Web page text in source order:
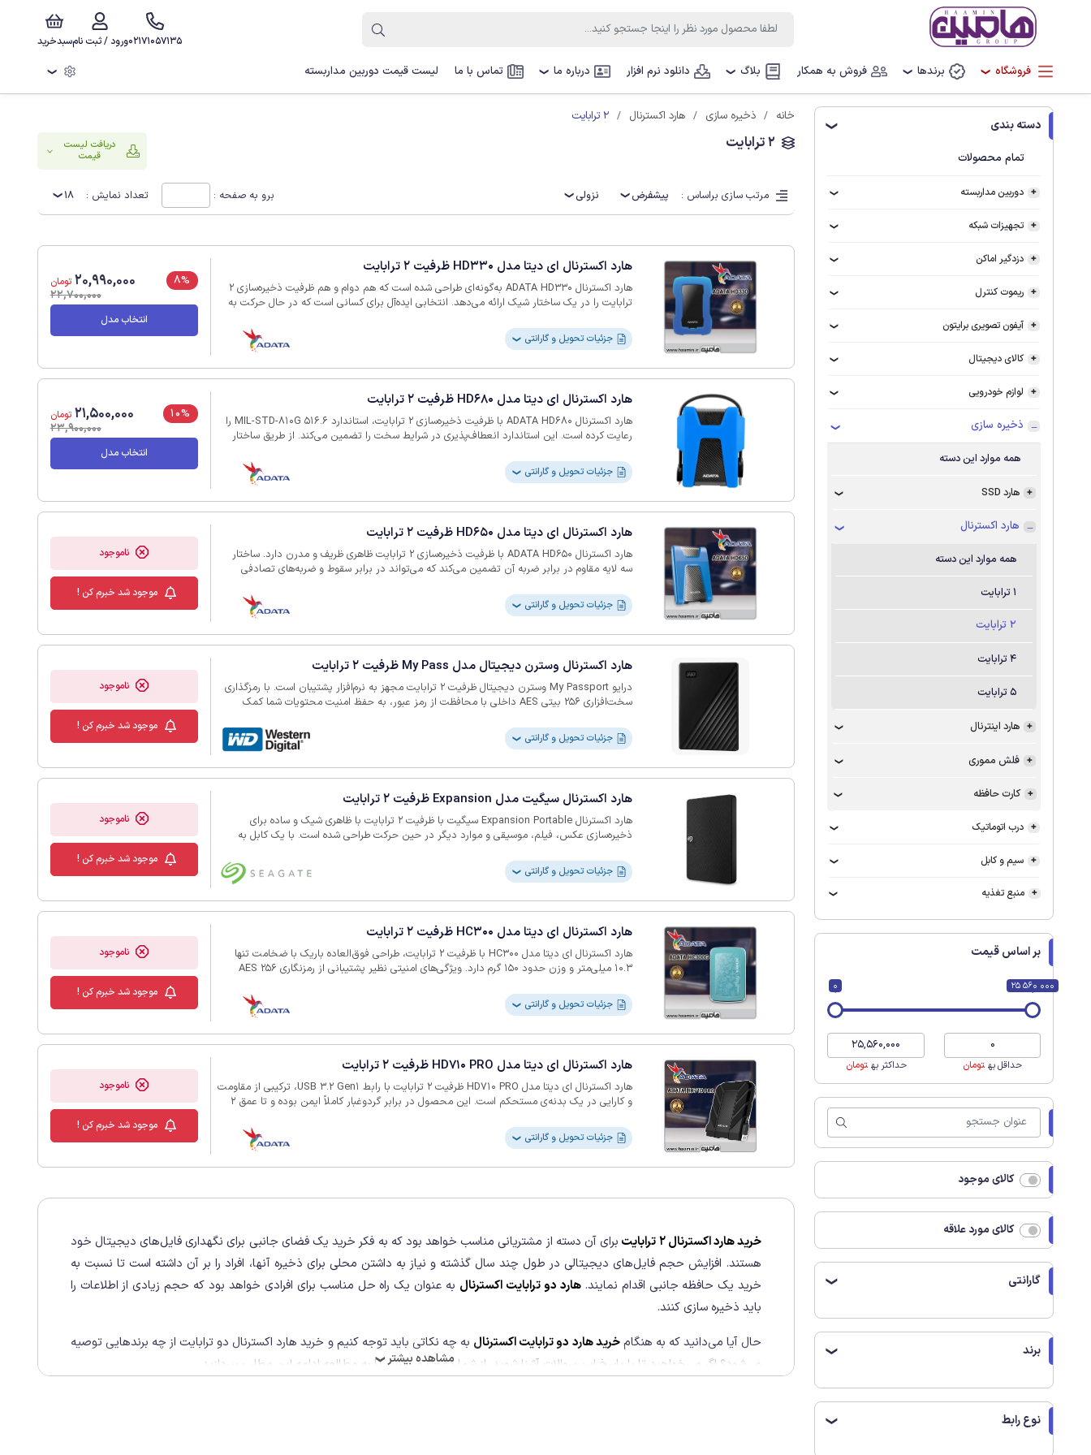
سبدخریدورود / ثبت نام02171057135
فروشگاه ❯ برندها ❯ فروش به همکار بلاگ ❯ دانلود نرم افزار درباره ما ❯ تماس با ما لیست قیمت دوربین مداربسته ❯
دسته بندی ❯
تمام محصولات
دوربین مداربسته
تجهیزات شبکه
دزدگیر اماکن
ریموت کنترل
آیفون تصویری برایتون
کالای دیجیتال
لوازم خودرویی
ذخیره سازی
همه موارد این دسته
هارد SSD
هارد اکسترنال
همه موارد این دسته
1 ترابایت
2 ترابایت
4 ترابایت
5 ترابایت
هارد اینترنال
فلش مموری
کارت حافظه
درب اتوماتیک
سیم و کابل
منبع تغذیه
بر اساس قیمت
0 25 560 000
حداقل به تومان حداکثر به تومان
کالای موجود
کالای مورد علاقه
گارانتی ❯
برند ❯
نوع رابط ❯
خانه ذخیره سازی هارد اکسترنال 2 ترابایت
2 ترابایت
دریافت لیست
قیمت
مرتب سازی براساس : پیشفرض نزولی برو به صفحه : تعداد نمایش : 18
هارد اکسترنال ای دیتا مدل HD330 ظرفیت 2 ترابایت
هارد اکسترنال ADATA HD330 به‌گونه‌ای طراحی شده است که هم دوام و هم ظرفیت ذخیره‌سازی 2
ترابایت را در یک ساختار شیک ارائه می‌دهد. انتخابی ایده‌آل برای کسانی است که در حال حرکت به
حسگر ضربه تضمین می‌کند که داده‌های شما حتی در صورت ضربه یا افتادن تصادفی ایمن باقی
می‌مانند. برای امنیت بیشتر، با رمزگذاری AES 256 بیتی سازگار است و از داده‌های شما در برابر
فایل‌ها سریع و کارآمد است. بعلاوه، دارای ابعاد جمع‌وجور 132.7x88.9x16.2mm است.
جزئیات تحویل و گارانتی ❯
8%
20,990,000 تومان
22,700,000
انتخاب مدل
هارد اکسترنال ای دیتا مدل HD680 ظرفیت 2 ترابایت
هارد اکسترنال ADATA HD680 با ظرفیت ذخیره‌سازی 2 ترابایت، استاندارد MIL-STD-810G 516.6 را
رعایت کرده است. این استاندارد انعطاف‌پذیری در شرایط سخت را تضمین می‌کند. از طریق ساختار
سقوط و ضربه‌های تصادفی ایجاد می‌کند. برای راحتی بیشتر، دارای یک شیار در اطراف پوسته خود
برای مدیریت آسان کابل است که یک راه‌حل ذخیره‌سازی مرتب برای کابل USB قابل جدا شدن ارائه
یا لرزش به شما هشدار می‌دهد و به شما کمک می‌کند از خطرات احتمالی داده‌های خود آگاه شوید. با
سازگاری رمزگذاری 256 بیتی AES، داده‌های شما امن مانده و از دسترسی غیرمجاز محافظت می‌شوند.
جزئیات تحویل و گارانتی ❯
10%
21,500,000 تومان
23,900,000
انتخاب مدل
هارد اکسترنال ای دیتا مدل HD650 ظرفیت 2 ترابایت
هارد اکسترنال ADATA HD650 با ظرفیت ذخیره‌سازی 2 ترابایت ظاهری ظریف و مدرن دارد. ساختار
سه لایه مقاوم در برابر ضربه آن تضمین می‌کند که می‌تواند در برابر سقوط و ضربه‌های تصادفی
USB 3.2 Gen1، انتقال فایل‌ها سریع و کارآمد است و سرعتی تا 5 گیگابیت بر ثانیه ارائه می‌دهد.
دارای ابعاد جمع‌وجور 121x81x21mm است که برای نیازهای ذخیره‌سازی در حال حرکت ایده‌آل است.
جزئیات تحویل و گارانتی ❯
ناموجود
موجود شد خبرم کن !
هارد اکسترنال وسترن دیجیتال مدل My Pass ظرفیت 2 ترابایت
درایو My Passport وسترن دیجیتال ظرفیت 2 ترابایت مجهز به نرم‌افزار پشتیبان است. با رمزگذاری
سخت‌افزاری 256 بیتی AES داخلی با محافظت از رمز عبور، به حفظ امنیت محتویات شما کمک
متصل نمایید. با پورت SuperSpeed USB (5 گیگابیت در ثانیه)، می‌توانید به‌سرعت از همه چیز
نسخه پشتیبان تهیه نمایید.
جزئیات تحویل و گارانتی ❯
ناموجود
موجود شد خبرم کن !
هارد اکسترنال سیگیت مدل Expansion ظرفیت 2 ترابایت
هارد اکسترنال Expansion Portable سیگیت با ظرفیت 2 ترابایت با ظاهری شیک و ساده برای
ذخیره‌سازی عکس، فیلم، موسیقی و موارد دیگر در حین حرکت طراحی شده است. با یک کابل به
نمایید. دارای پورت USB 3.0 است که انتقال سریع داده‌ها را برایتان فراهم می‌کند. بعلاوه، با اغلب
ویندوزها و سیستم‌های macOS سازگار است.
جزئیات تحویل و گارانتی ❯
ناموجود
موجود شد خبرم کن !
هارد اکسترنال ای دیتا مدل HC300 ظرفیت 2 ترابایت
هارد اکسترنال ای دیتا مدل HC300 با ظرفیت 2 ترابایت، طراحی فوق‌العاده باریک با ضخامت تنها
10.3 میلی‌متر و وزن حدود 150 گرم دارد. ویژگی‌های امنیتی نظیر پشتیبانی از رمزنگاری AES 256
سرعت انتقال بالایی دارد و نرم‌افزار کاربردی Backup ToGo نیز به‌صورت رایگان قابل دانلود است.
علاوه‌براین، این محصول با استفاده از 35 درصد پلاستیک بازیافتی ساخته شده و با کاهش 48
تاییدشده توسط FSC™ تهیه شده است.
جزئیات تحویل و گارانتی ❯
ناموجود
موجود شد خبرم کن !
هارد اکسترنال ای دیتا مدل HD710 PRO ظرفیت 2 ترابایت
هارد اکسترنال ای دیتا مدل HD710 PRO ظرفیت 2 ترابایت با رابط USB 3.2 Gen1، ترکیبی از مقاومت
و کارایی در یک بدنه‌ی مستحکم است. این محصول در برابر گردوغبار کاملاً ایمن بوده و تا عمق 2
سقوط از ارتفاع 1.5 متری تأیید کرده‌اند. همچنین، ساختار سه‌لایه شامل پوشش سیلیکونی، لایه‌ی
جاذب ضربه و پوسته‌ی سخت پلاستیکی، از درایو به‌خوبی محافظت می‌کند. فناوری سنجش لرزش و
جزئیات تحویل و گارانتی ❯
ناموجود
موجود شد خبرم کن !
خرید هارد اکسترنال 2 ترابایت
برای آن دسته از مشتریانی مناسب خواهد بود که به فکر خرید یک فضای جانبی برای نگهداری فایل‌های دیجیتال خود
هستند. افزایش حجم فایل‌های دیجیتالی در طول چند سال گذشته و نیاز به داشتن محلی برای ذخیره آنها، افراد را بر آن داشته است تا نسبت به
خرید یک حافظه جانبی اقدام نمایند. هارد دو ترابایت اکسترنال به عنوان یک راه حل مناسب برای افرادی خواهد بود که حجم زیادی از اطلاعات را
باید ذخیره سازی کنند.
حال آیا می‌دانید که به هنگامخرید هارد دو ترابایت اکسترنال به چه نکاتی باید توجه کنیم و خرید هارد اکسترنال دو ترابایت از چه برندهایی توصیه
می‌شود؟ اگر می‌خواهید تا با پاسخ این سوالات آشنا شوید، از شما دعوت می‌کنیم تا به مطالعه ادامه این مطلب بپردازید
مشاهده بیشتر ❯